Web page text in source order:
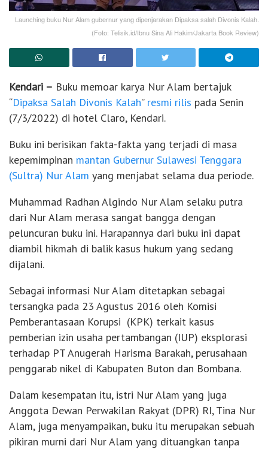
Launching buku Nur Alam gubernur yang dipenjarakan Dipaksa salah Divonis Kalah.
(Foto: Telisik.id/Ibnu Sina Ali Hakim/Jakarta Book Review)
Kendari – Buku memoar karya Nur Alam bertajuk
“Dipaksa Salah Divonis Kalah” resmi rilis pada Senin
(7/3/2022) di hotel Claro, Kendari.
Buku ini berisikan fakta-fakta yang terjadi di masa
kepemimpinan mantan Gubernur Sulawesi Tenggara
(Sultra) Nur Alam yang menjabat selama dua periode.
Muhammad Radhan Algindo Nur Alam selaku putra
dari Nur Alam merasa sangat bangga dengan
peluncuran buku ini. Harapannya dari buku ini dapat
diambil hikmah di balik kasus hukum yang sedang
dijalani.
Sebagai informasi Nur Alam ditetapkan sebagai
tersangka pada 23 Agustus 2016 oleh Komisi
Pemberantasaan Korupsi (KPK) terkait kasus
pemberian izin usaha pertambangan (IUP) eksplorasi
terhadap PT Anugerah Harisma Barakah, perusahaan
penggarab nikel di Kabupaten Buton dan Bombana.
Dalam kesempatan itu, istri Nur Alam yang juga
Anggota Dewan Perwakilan Rakyat (DPR) RI, Tina Nur
Alam, juga menyampaikan, buku itu merupakan sebuah
pikiran murni dari Nur Alam yang dituangkan tanpa